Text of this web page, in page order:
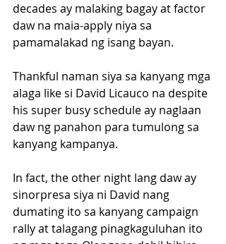
decades ay malaking bagay at factor
daw na maia-apply niya sa
pamamalakad ng isang bayan.
Thankful naman siya sa kanyang mga
alaga like si David Licauco na despite
his super busy schedule ay naglaan
daw ng panahon para tumulong sa
kanyang kampanya.
In fact, the other night lang daw ay
sinorpresa siya ni David nang
dumating ito sa kanyang campaign
rally at talagang pinagkaguluhan ito